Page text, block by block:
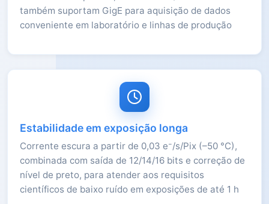
também suportam GigE para aquisição de dados
conveniente em laboratório e linhas de produção
Estabilidade em exposição longa
Corrente escura a partir de 0,03 e⁻/s/Pix (–50 °C),
combinada com saída de 12/14/16 bits e correção de
nível de preto, para atender aos requisitos
científicos de baixo ruído em exposições de até 1 h